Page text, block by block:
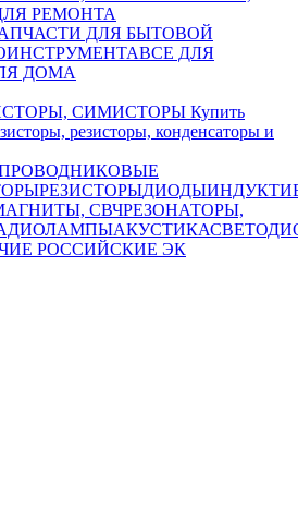
РЕМОНТА
ДЛЯ БЫТОВОЙ
ВСЕ ДЛЯ
ДОМА
СИМИСТОРЫ Купить
резисторы, конденсаторы и
РЕЗИСТОРЫДИОДЫ
СВЧРЕЗОНАТОРЫ,
АКУСТИКА
РОССИЙСКИЕ ЭК